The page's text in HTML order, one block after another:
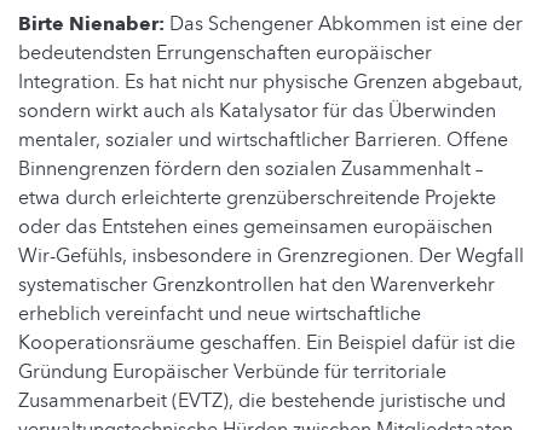
Birte Nienaber: Das Schengener Abkommen ist eine der
bedeutendsten Errungenschaften europäischer
Integration. Es hat nicht nur physische Grenzen abgebaut,
sondern wirkt auch als Katalysator für das Überwinden
mentaler, sozialer und wirtschaftlicher Barrieren. Offene
Binnengrenzen fördern den sozialen Zusammenhalt –
etwa durch erleichterte grenzüberschreitende Projekte
oder das Entstehen eines gemeinsamen europäischen
Wir-Gefühls, insbesondere in Grenzregionen. Der Wegfall
systematischer Grenzkontrollen hat den Warenverkehr
erheblich vereinfacht und neue wirtschaftliche
Kooperationsräume geschaffen. Ein Beispiel dafür ist die
Gründung Europäischer Verbünde für territoriale
Zusammenarbeit (EVTZ), die bestehende juristische und